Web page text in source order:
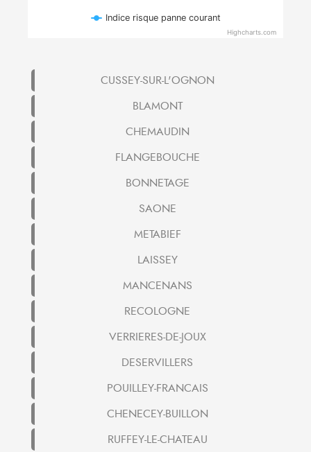
Indice risque panne courant
Highcharts.com
CUSSEY-SUR-L'OGNON
BLAMONT
CHEMAUDIN
FLANGEBOUCHE
BONNETAGE
SAONE
METABIEF
LAISSEY
MANCENANS
RECOLOGNE
VERRIERES-DE-JOUX
DESERVILLERS
POUILLEY-FRANCAIS
CHENECEY-BUILLON
RUFFEY-LE-CHATEAU